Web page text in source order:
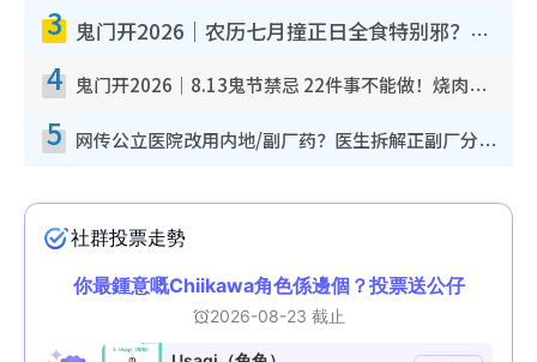
3 鬼门开2026｜农历七月撞正日全食特别邪？专家警告切忌做一事！揭4大禁忌+2招保平安
4 鬼门开2026｜8.13鬼节禁忌 22件事不能做！烧肉、刺身要少食？半夜勿吹口哨/打给个电话
5 网传公立医院改用内地/副厂药？医生拆解正副厂分别，揭4类人换药随时出事